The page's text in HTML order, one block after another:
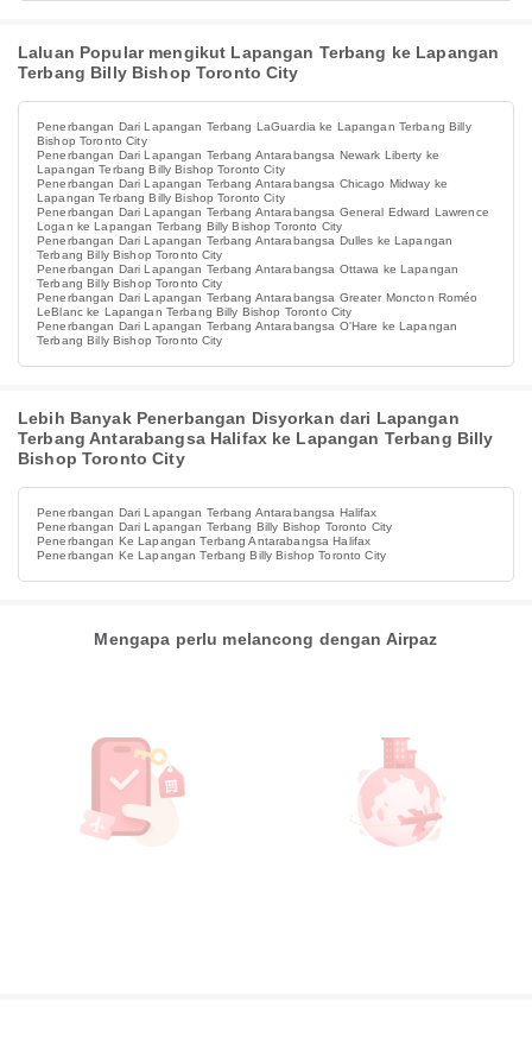
Laluan Popular mengikut Lapangan Terbang ke Lapangan
Terbang Billy Bishop Toronto City
Penerbangan Dari Lapangan Terbang LaGuardia ke Lapangan Terbang Billy
Bishop Toronto City
Penerbangan Dari Lapangan Terbang Antarabangsa Newark Liberty ke
Lapangan Terbang Billy Bishop Toronto City
Penerbangan Dari Lapangan Terbang Antarabangsa Chicago Midway ke
Lapangan Terbang Billy Bishop Toronto City
Penerbangan Dari Lapangan Terbang Antarabangsa General Edward Lawrence
Logan ke Lapangan Terbang Billy Bishop Toronto City
Penerbangan Dari Lapangan Terbang Antarabangsa Dulles ke Lapangan
Terbang Billy Bishop Toronto City
Penerbangan Dari Lapangan Terbang Antarabangsa Ottawa ke Lapangan
Terbang Billy Bishop Toronto City
Penerbangan Dari Lapangan Terbang Antarabangsa Greater Moncton Roméo
LeBlanc ke Lapangan Terbang Billy Bishop Toronto City
Penerbangan Dari Lapangan Terbang Antarabangsa O'Hare ke Lapangan
Terbang Billy Bishop Toronto City
Lebih Banyak Penerbangan Disyorkan dari Lapangan
Terbang Antarabangsa Halifax ke Lapangan Terbang Billy
Bishop Toronto City
Penerbangan Dari Lapangan Terbang Antarabangsa Halifax
Penerbangan Dari Lapangan Terbang Billy Bishop Toronto City
Penerbangan Ke Lapangan Terbang Antarabangsa Halifax
Penerbangan Ke Lapangan Terbang Billy Bishop Toronto City
Mengapa perlu melancong dengan Airpaz